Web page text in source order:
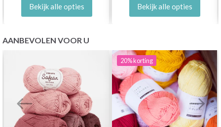
Bekijk alle opties Bekijk alle opties
AANBEVOLEN VOOR U
20%korting